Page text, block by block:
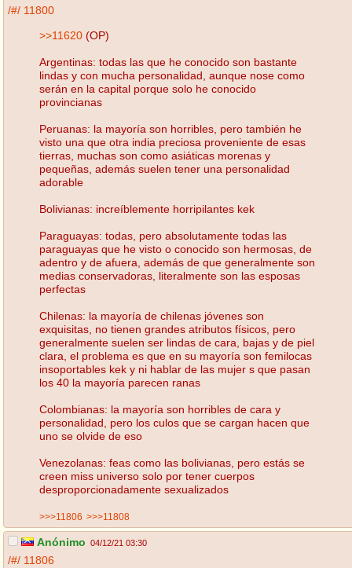
/#/ 11800
>>11620 (OP)
Argentinas: todas las que he conocido son bastante
lindas y con mucha personalidad, aunque nose como
serán en la capital porque solo he conocido
provincianas
Peruanas: la mayoría son horribles, pero también he
visto una que otra india preciosa proveniente de esas
tierras, muchas son como asiáticas morenas y
pequeñas, además suelen tener una personalidad
adorable
Bolivianas: increíblemente horripilantes kek
Paraguayas: todas, pero absolutamente todas las
paraguayas que he visto o conocido son hermosas, de
adentro y de afuera, además de que generalmente son
medias conservadoras, literalmente son las esposas
perfectas
Chilenas: la mayoría de chilenas jóvenes son
exquisitas, no tienen grandes atributos físicos, pero
generalmente suelen ser lindas de cara, bajas y de piel
clara, el problema es que en su mayoría son femilocas
insoportables kek y ni hablar de las mujer s que pasan
los 40 la mayoría parecen ranas
Colombianas: la mayoría son horribles de cara y
personalidad, pero los culos que se cargan hacen que
uno se olvide de eso
Venezolanas: feas como las bolivianas, pero estás se
creen miss universo solo por tener cuerpos
desproporcionadamente sexualizados
>>>11806 >>>11808
Anónimo 04/12/21 03:30
/#/ 11806